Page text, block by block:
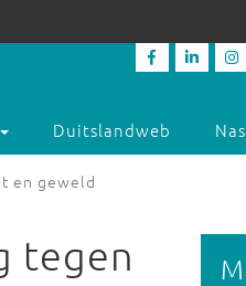
Duitslandweb
en geweld
tegen